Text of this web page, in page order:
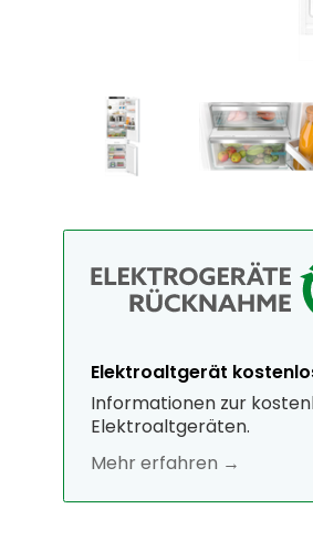
Elektroaltgerät
Informationen zur
Elektroaltgeräten.
Mehr erfahren →